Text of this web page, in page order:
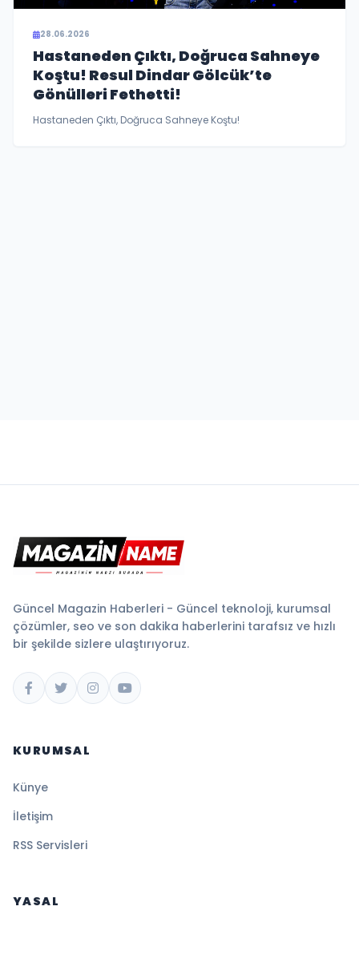
28.06.2026
Hastaneden Çıktı, Doğruca Sahneye
Koştu! Resul Dindar Gölcük’te
Gönülleri Fethetti!
Hastaneden Çıktı, Doğruca Sahneye Koştu!
Güncel Magazin Haberleri - Güncel teknoloji, kurumsal
çözümler, seo ve son dakika haberlerini tarafsız ve hızlı
bir şekilde sizlere ulaştırıyoruz.
KURUMSAL
Künye
İletişim
RSS Servisleri
YASAL